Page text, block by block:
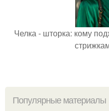
Челка - шторка: кому
Популярные материалы